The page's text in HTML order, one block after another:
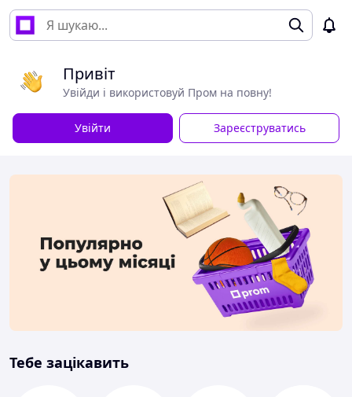
Привіт
Увійди і використовуй Пром на повну!
Увійти Зареєструватись
Тебе зацікавить